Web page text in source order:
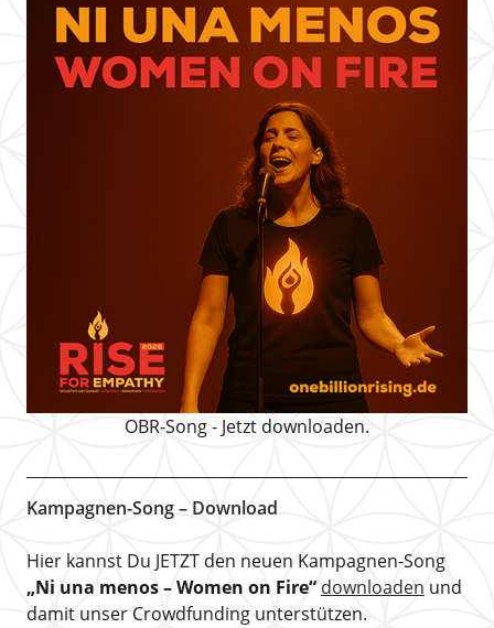
OBR-Song - Jetzt downloaden.
Kampagnen-Song – Download
Hier kannst Du JETZT den neuen Kampagnen-Song
„Ni una menos – Women on Fire“ downloaden und
damit unser Crowdfunding unterstützen.